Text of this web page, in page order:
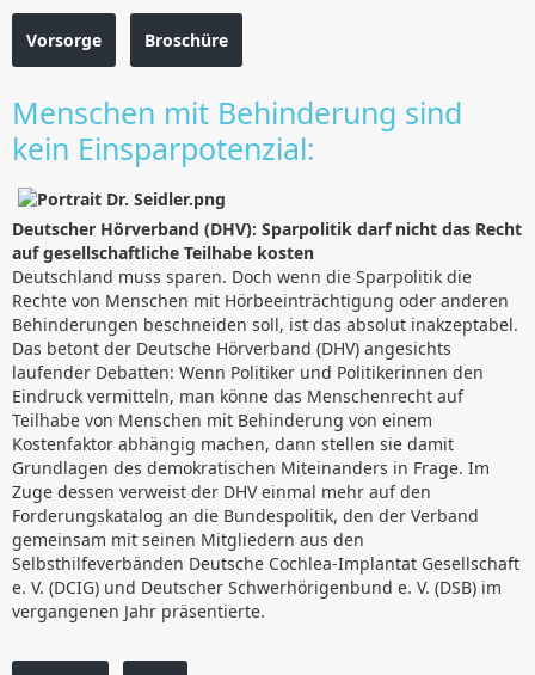
Vorsorge Broschüre
Menschen mit Behinderung sind
kein Einsparpotenzial:
Deutscher Hörverband (DHV): Sparpolitik darf nicht das Recht
auf gesellschaftliche Teilhabe kosten
Deutschland muss sparen. Doch wenn die Sparpolitik die
Rechte von Menschen mit Hörbeeinträchtigung oder anderen
Behinderungen beschneiden soll, ist das absolut inakzeptabel.
Das betont der Deutsche Hörverband (DHV) angesichts
laufender Debatten: Wenn Politiker und Politikerinnen den
Eindruck vermitteln, man könne das Menschenrecht auf
Teilhabe von Menschen mit Behinderung von einem
Kostenfaktor abhängig machen, dann stellen sie damit
Grundlagen des demokratischen Miteinanders in Frage. Im
Zuge dessen verweist der DHV einmal mehr auf den
Forderungskatalog an die Bundespolitik, den der Verband
gemeinsam mit seinen Mitgliedern aus den
Selbsthilfeverbänden Deutsche Cochlea-Implantat Gesellschaft
e. V. (DCIG) und Deutscher Schwerhörigenbund e. V. (DSB) im
vergangenen Jahr präsentierte.